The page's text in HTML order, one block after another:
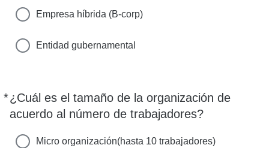
Empresa híbrida (B-corp)
Entidad gubernamental
*¿Cuál es el tamaño de la organización de
acuerdo al número de trabajadores?
Requerido
Micro organización(hasta 10 trabajadores)